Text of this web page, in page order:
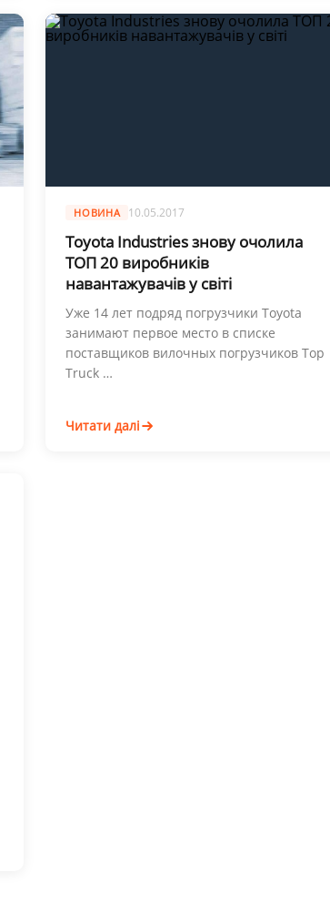
НОВИНА 10.05.2017
Toyota Industries знову очолила
ТОП 20 виробників
навантажувачів у світі
Уже 14 лет подряд погрузчики Toyota
занимают первое место в списке
поставщиков вилочных погрузчиков Top
Truck …
Читати далі